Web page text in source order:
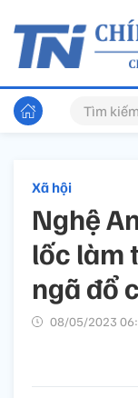
Xã hội
Nghệ
lốc làm
ngã đổ
08/05/2023